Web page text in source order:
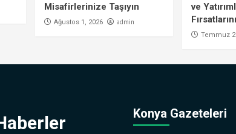
Misafirlerinize Taşıyın
Ağustos 1, 2026 admin
ve
Temmuz
Konya Gazeteleri